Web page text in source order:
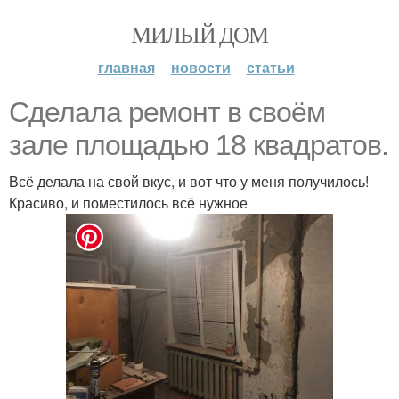
МИЛЫЙ ДОМ
главная новости статьи
Сделала ремонт в своём
зале площадью 18 квадратов.
Всё делала на свой вкус, и вот что у меня получилось!
Красиво, и поместилось всё нужное